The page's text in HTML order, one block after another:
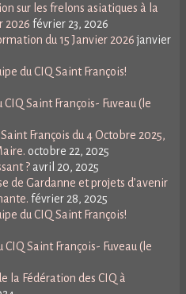
sur les frelons asiatiques à la
2026 février 23, 2026
du 15 Janvier 2026 janvier
du CIQ Saint François!
Saint François- Fuveau (le
François du 4 Octobre 2025,
octobre 22, 2025
? avril 20, 2025
de Gardanne et projets d’avenir
février 28, 2025
du CIQ Saint François!
Saint François- Fuveau (le
la Fédération des CIQ à